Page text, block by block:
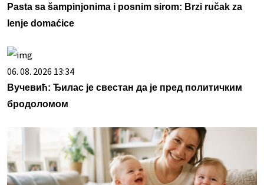
Pasta sa šampinjonima i posnim sirom: Brzi ručak za
lenje domaćice
06. 08. 2026 13:34
Вучевић: Ђилас је свестан да је пред политичким
бродоломом